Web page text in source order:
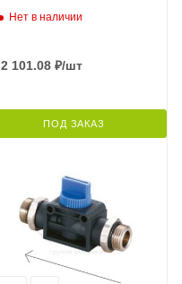
Нет в наличии
2 101.08 ₽/шт
ПОД ЗАКАЗ